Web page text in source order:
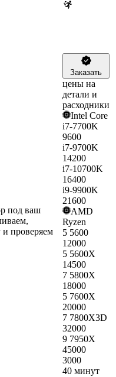
под ваш
и проверяем
Заказать
цены на
детали и
расходники
Intel Core
i7-7700K
9600
i7-9700K
14200
i7-10700K
16400
i9-9900K
21600
AMD
Ryzen
5 5600
12000
5 5600X
14500
7 5800X
18000
5 7600X
20000
7 7800X3D
32000
9 7950X
45000
3000
40 минут